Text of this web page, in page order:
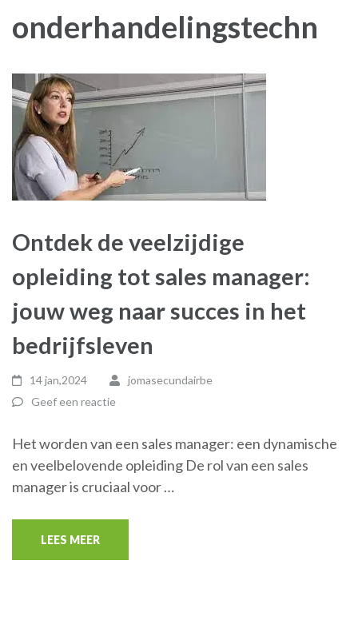
onderhandelingstechn
Ontdek de veelzijdige
opleiding tot sales manager:
jouw weg naar succes in het
bedrijfsleven
14 jan,2024
jomasecundairbe
Geef een reactie
Het worden van een sales manager: een dynamische
en veelbelovende opleiding De rol van een sales
manager is cruciaal voor …
LEES MEER